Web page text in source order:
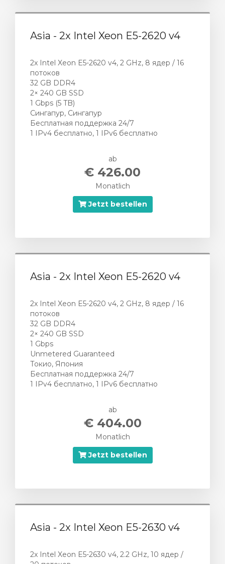
Asia - 2x Intel Xeon E5-2620 v4
2x Intel Xeon E5-2620 v4, 2 GHz, 8 ядер / 16
потоков
32 GB DDR4
2× 240 GB SSD
1 Gbps (5 TB)
Сингапур, Сингапур
Бесплатная поддержка 24/7
1 IPv4 бесплатно, 1 IPv6 бесплатно
ab
€ 426.00
Monatlich
Jetzt bestellen
Asia - 2x Intel Xeon E5-2620 v4
2x Intel Xeon E5-2620 v4, 2 GHz, 8 ядер / 16
потоков
32 GB DDR4
2× 240 GB SSD
1 Gbps
Unmetered Guaranteed
Токио, Япония
Бесплатная поддержка 24/7
1 IPv4 бесплатно, 1 IPv6 бесплатно
ab
€ 404.00
Monatlich
Jetzt bestellen
Asia - 2x Intel Xeon E5-2630 v4
2x Intel Xeon E5-2630 v4, 2.2 GHz, 10 ядер /